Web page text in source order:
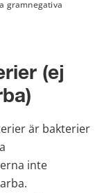
gramnegativa
(ej
är bakterier
inte